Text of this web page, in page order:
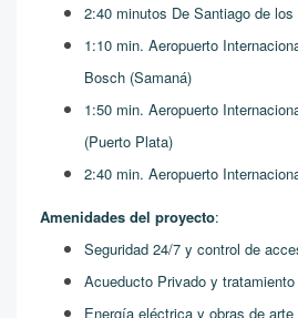
2:40 minutos De Santiago de los
1:10 min. Aeropuerto
Bosch (Samaná)
1:50 min. Aeropuerto
(Puerto Plata)
2:40 min. Aeropuerto
Amenidades del proyecto:
Seguridad 24/7 y control de
Acueducto Privado y
Energía eléctrica y obras de arte